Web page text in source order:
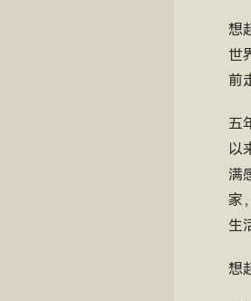
想
世
前
五
以
满
家
生
想